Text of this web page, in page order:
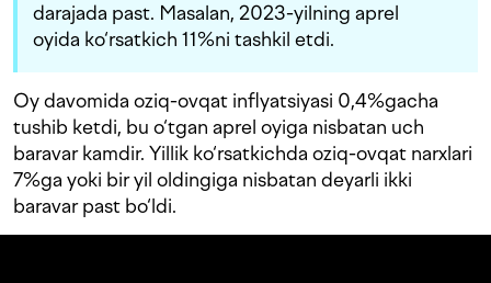
darajada past. Masalan, 2023-yilning aprel
oyida ko‘rsatkich 11%ni tashkil etdi.
Oy davomida oziq-ovqat inflyatsiyasi 0,4%gacha
tushib ketdi, bu o‘tgan aprel oyiga nisbatan uch
baravar kamdir. Yillik ko‘rsatkichda oziq-ovqat narxlari
7%ga yoki bir yil oldingiga nisbatan deyarli ikki
baravar past bo‘ldi.